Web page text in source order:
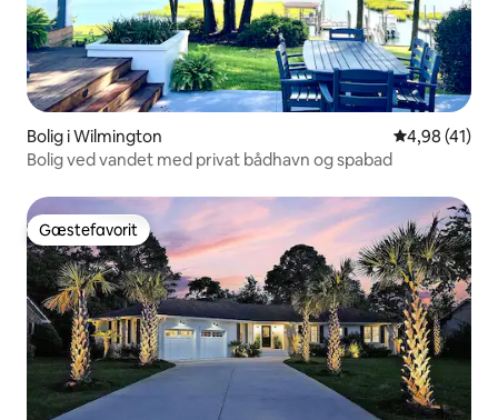
Bolig i Wilmington 4,98 ud af 5
4,98 (41)
Bolig ved vandet med privat bådhavn og spabad
Gæstefavorit
Gæstefavorit